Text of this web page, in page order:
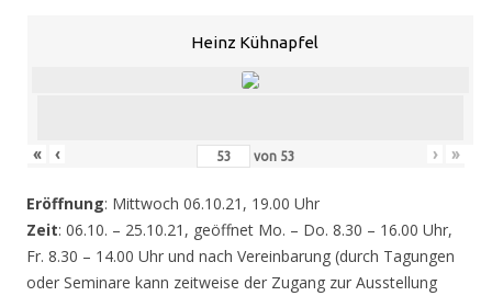
Heinz Kühnapfel
« ‹ von 53 › »
Eröffnung: Mittwoch 06.10.21, 19.00 Uhr
Zeit: 06.10. – 25.10.21, geöffnet Mo. – Do. 8.30 – 16.00 Uhr,
Fr. 8.30 – 14.00 Uhr und nach Vereinbarung (durch Tagungen
oder Seminare kann zeitweise der Zugang zur Ausstellung